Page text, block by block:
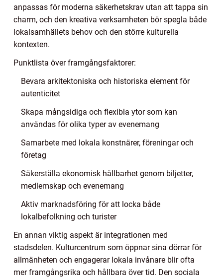
anpassas för moderna säkerhetskrav utan att tappa sin
charm, och den kreativa verksamheten bör spegla både
lokalsamhällets behov och den större kulturella
kontexten.
Punktlista över framgångsfaktorer:
Bevara arkitektoniska och historiska element för
autenticitet
Skapa mångsidiga och flexibla ytor som kan
användas för olika typer av evenemang
Samarbete med lokala konstnärer, föreningar och
företag
Säkerställa ekonomisk hållbarhet genom biljetter,
medlemskap och evenemang
Aktiv marknadsföring för att locka både
lokalbefolkning och turister
En annan viktig aspekt är integrationen med
stadsdelen. Kulturcentrum som öppnar sina dörrar för
allmänheten och engagerar lokala invånare blir ofta
mer framgångsrika och hållbara över tid. Den sociala